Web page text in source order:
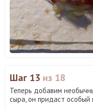
Шаг 13 из 18
Теперь добавим
сыра, он придаст особый